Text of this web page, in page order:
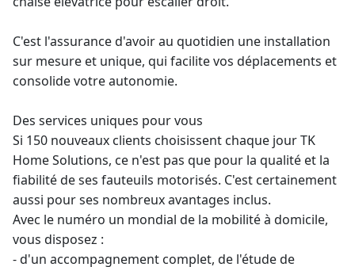
C'est l'assurance d'avoir au quotidien une installation
sur mesure et unique, qui facilite vos déplacements et
consolide votre autonomie.
Des services uniques pour vous
Si 150 nouveaux clients choisissent chaque jour TK
Home Solutions, ce n'est pas que pour la qualité et la
fiabilité de ses fauteuils motorisés. C'est certainement
aussi pour ses nombreux avantages inclus.
Avec le numéro un mondial de la mobilité à domicile,
vous disposez :
- d'un accompagnement complet, de l'étude de